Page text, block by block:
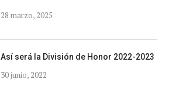
28 marzo, 2025
Así será la División de Honor 2022-2023
30 junio, 2022